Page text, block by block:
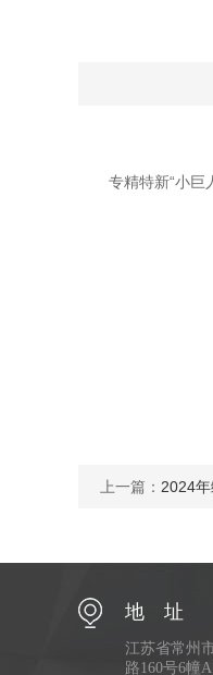
专精特新“小巨
上一篇： 2024
地 址
江苏省常州
路160号6幢